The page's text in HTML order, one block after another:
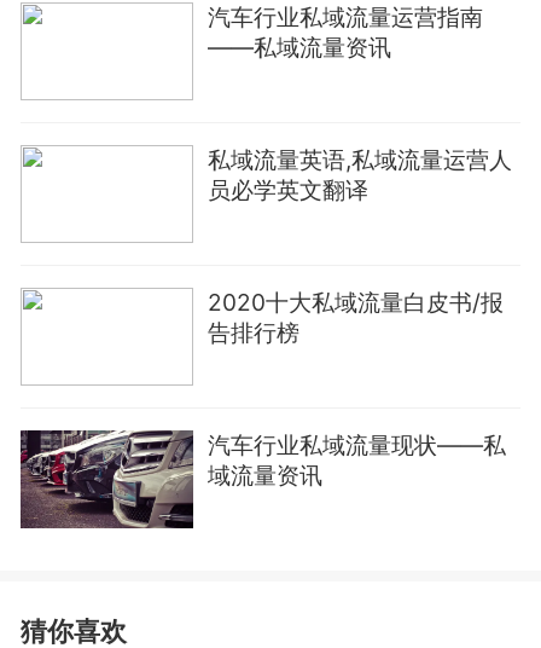
汽车行业私域流量运营指南
——私域流量资讯
私域流量英语,私域流量运营人
员必学英文翻译
2020十大私域流量白皮书/报
告排行榜
汽车行业私域流量现状——私
域流量资讯
猜你喜欢